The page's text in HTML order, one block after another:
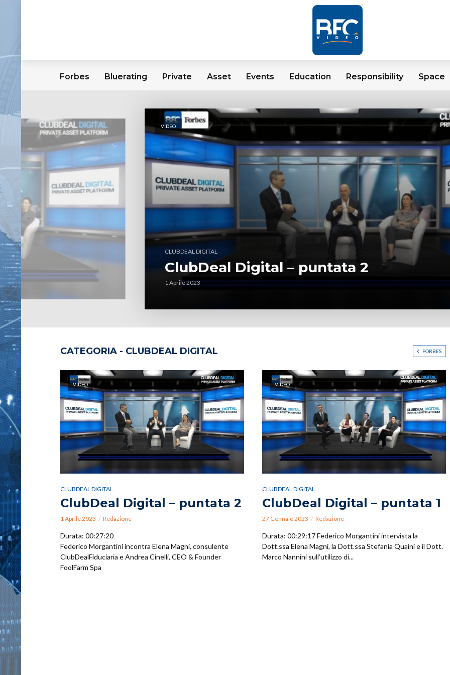
Forbes Bluerating Private Asset Events Education Responsibility Space
VIDEO
CLUBDEAL DIGITAL
ClubDeal Digital – puntata 2
1 Aprile 2023
CATEGORIA - CLUBDEAL DIGITAL FORBES
VIDEO
CLUBDEAL DIGITAL
ClubDeal Digital – puntata 2
1 Aprile 2023 Redazione
Durata: 00:27:20
Federico Morgantini incontra Elena Magni, consulente
ClubDealFiduciaria e Andrea Cinelli, CEO & Founder
FoolFarm Spa
VIDEO
CLUBDEAL DIGITAL
ClubDeal Digital – puntata 1
27 Gennaio 2023 Redazione
Durata: 00:29:17 Federico Morgantini intervista la
Dott.ssa Elena Magni, la Dott.ssa Stefania Quaini e il Dott.
Marco Nannini sull’utilizzo di...